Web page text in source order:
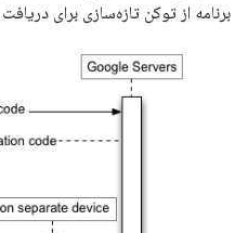
برنامه از توکن تازه‌سازی برای